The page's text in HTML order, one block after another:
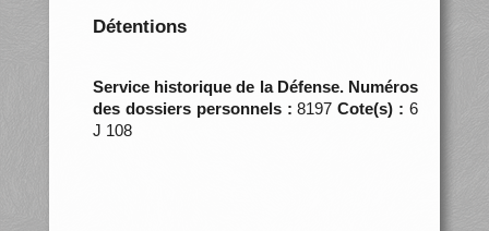
Détentions
Service historique de la Défense. Numéros
des dossiers personnels :8197Cote(s) : 6
J 108